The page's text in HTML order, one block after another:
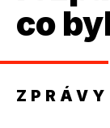
co
ZPRÁVY